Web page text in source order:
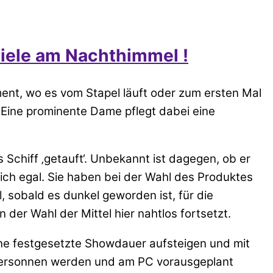
am Nachthimmel !
wo es vom Stapel läuft oder zum ersten Mal
prominente Dame pflegt dabei eine
‚getauft‘. Unbekannt ist dagegen, ob er
egal. Sie haben bei der Wahl des Produktes
sobald es dunkel geworden ist, für die
der Wahl der Mittel hier nahtlos fortsetzt.
festgesetzte Showdauer aufsteigen und mit
werden und am PC vorausgeplant